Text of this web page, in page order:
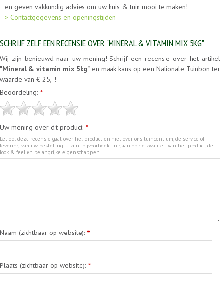
en geven vakkundig advies om uw huis & tuin mooi te maken!
> Contactgegevens en openingstijden
SCHRIJF ZELF EEN RECENSIE OVER "MINERAL & VITAMIN MIX 5KG"
Wij zijn benieuwd naar uw mening! Schrijf een recensie over het artikel
"Mineral & vitamin mix 5kg" en maak kans op een Nationale Tuinbon ter
waarde van € 25,- !
Beoordeling: *
Uw mening over dit product: *
Let op: deze recensie gaat over het product en niet over ons tuincentrum, de service of
levering van uw bestelling. U kunt bijvoorbeeld in gaan op de kwaliteit van het product, de
look & feel en belangrijke eigenschappen.
Naam (zichtbaar op website): *
Plaats (zichtbaar op website): *